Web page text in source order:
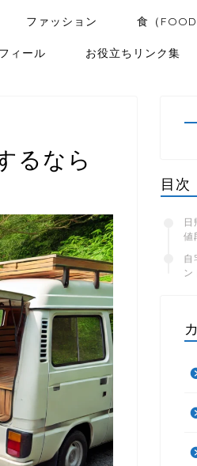
ファッション 食（FOOD
ィール お役立ちリンク集
るなら
目次
値
自
ン